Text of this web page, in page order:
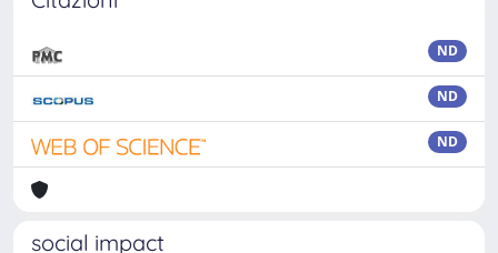
ND
ND
ND
social impact